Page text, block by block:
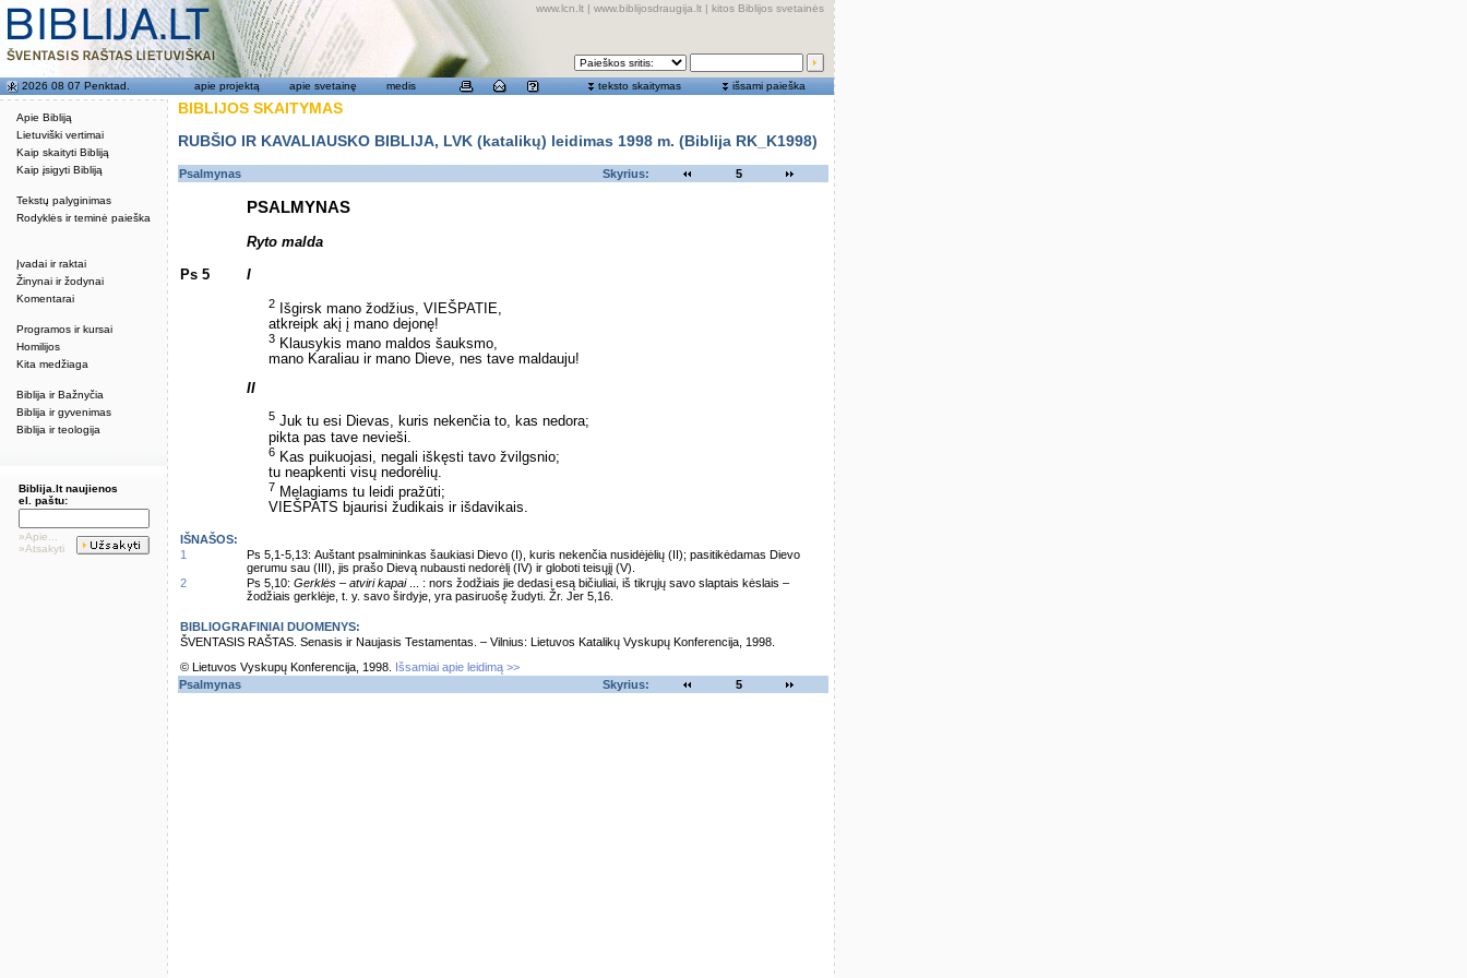
Apie Bibliją
Lietuviški vertimai
Kaip skaityti Bibliją
Kaip įsigyti Bibliją
Tekstų palyginimas
Rodyklės ir teminė paieška
Įvadai ir raktai
Žinynai ir žodynai
Komentarai
Programos ir kursai
Homilijos
Kita medžiaga
Biblija ir Bažnyčia
Biblija ir gyvenimas
Biblija ir teologija
www.lcn.lt | www.biblijosdraugija.lt | kitos Biblijos svetainės
2026 08 07 Penktad. apie projektą apie svetainę medis teksto skaitymas išsami paieška
Biblija.lt naujienos
el. paštu:
»Apie...
»Atsakyti
BIBLIJOS SKAITYMAS
RUBŠIO IR KAVALIAUSKO BIBLIJA, LVK (katalikų) leidimas 1998 m. (Biblija RK_K1998)
Psalmynas Skyrius: 5
PSALMYNAS
Ryto malda
Ps 5 I
2 Išgirsk mano žodžius, VIEŠPATIE,
atkreipk akį į mano dejonę!
3 Klausykis mano maldos šauksmo,
mano Karaliau ir mano Dieve, nes tave maldauju!
II
5 Juk tu esi Dievas, kuris nekenčia to, kas nedora;
pikta pas tave nevieši.
6 Kas puikuojasi, negali iškęsti tavo žvilgsnio;
tu neapkenti visų nedorėlių.
7 Melagiams tu leidi pražūti;
VIEŠPATS bjaurisi žudikais ir išdavikais.
IŠNAŠOS:
1
Ps 5,1-5,13: Auštant psalmininkas šaukiasi Dievo (I), kuris nekenčia nusidėjėlių (II); pasitikėdamas Dievo
gerumu sau (III), jis prašo Dievą nubausti nedorėlį (IV) ir globoti teisųjį (V).
2
Ps 5,10: Gerklės – atviri kapai... : nors žodžiais jie dedasi esą bičiuliai, iš tikrųjų savo slaptais kėslais –
žodžiais gerklėje, t. y. savo širdyje, yra pasiruošę žudyti. Žr. Jer 5,16.
BIBLIOGRAFINIAI DUOMENYS:
ŠVENTASIS RAŠTAS. Senasis ir Naujasis Testamentas. – Vilnius: Lietuvos Katalikų Vyskupų Konferencija, 1998.
© Lietuvos Vyskupų Konferencija, 1998.
Išsamiai apie leidimą >>
Psalmynas
Skyrius: 5